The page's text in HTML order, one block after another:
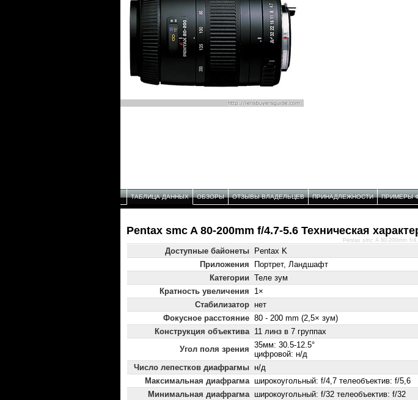
ТАБЛИЦА ДАННЫХ ОБЗОРЫ ОТЗЫВЫ ВЛАДЕЛЬЦЕВ ПРИНАДЛЕЖНОСТИ ПРИМЕРЫ
Pentax smc A 80-200mm f/4.7-5.6 Техническая
Доступные байонеты
Pentax K
Приложения
Портрет, Ландшафт
Категории Теле зум
Кратность увеличения
1×
Стабилизатор нет
Фокусное расстояние 80 - 200 mm (2,5× зум)
Конструкция объектива 11 линз в 7 группах
Угол поля зрения 35мм: 30.5-12.5°
цифровой: н/д
Число лепестков диафрагмы н/д
Максимальная диафрагма широкоугольный: f/4,7 телеобъектив: f/5,6
Минимальная диафрагма широкоугольный: f/32 телеобъектив: f/32
Pentax smc A 80-200mm f/